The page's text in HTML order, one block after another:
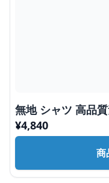
無地 シャツ 高品
¥4,840
商